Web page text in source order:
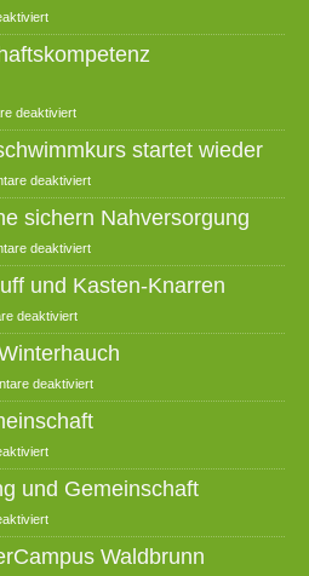
deaktiviert
startet wieder
deaktiviert
sichern Nahversorgung
deaktiviert
und Kasten-Knarren
deaktiviert
deaktiviert
und Gemeinschaft
Waldbrunn